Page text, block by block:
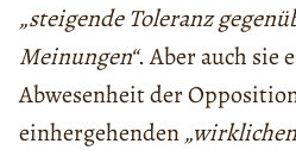
„steigende Toleranz
Meinungen“. Aber auch sie
Abwesenheit der
einhergehenden